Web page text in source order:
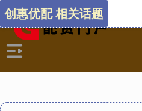
创惠优配 相关话题